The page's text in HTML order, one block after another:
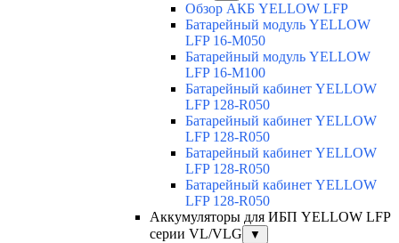
Обзор АКБ YELLOW LFP
Батарейный модуль YELLOW
LFP 16-M050
Батарейный модуль YELLOW
LFP 16-M100
Батарейный кабинет YELLOW
LFP 128-R050
Батарейный кабинет YELLOW
LFP 128-R050
Батарейный кабинет YELLOW
LFP 128-R050
Батарейный кабинет YELLOW
LFP 128-R050
Аккумуляторы для ИБП YELLOW LFP
серии VL/VLG
▼